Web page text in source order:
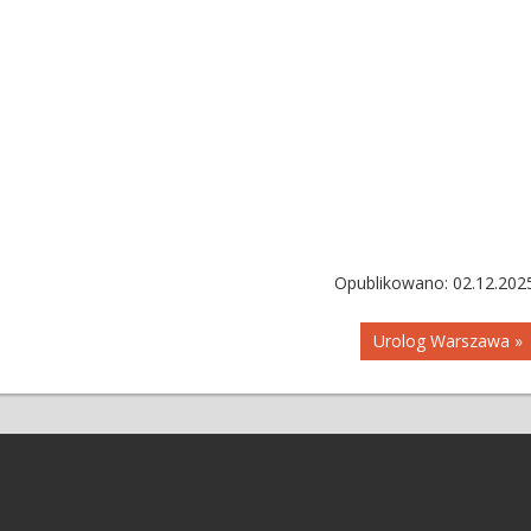
Opublikowano:
Urolog Warszawa »